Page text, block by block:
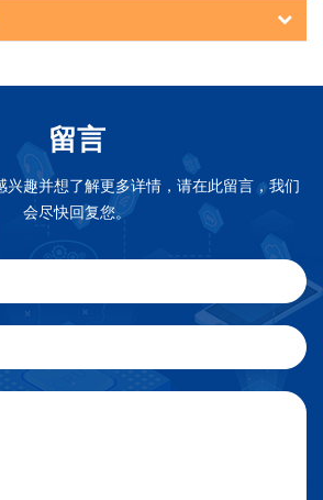
留言
兴趣并想了解更多详情，请在此留言，我们
会尽快回复您。